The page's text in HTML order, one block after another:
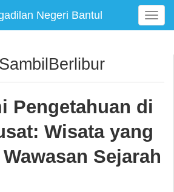
Negeri Bantul
T
o
e
i
g
a
Pengetahuan di
Wisata yang
Sejarah